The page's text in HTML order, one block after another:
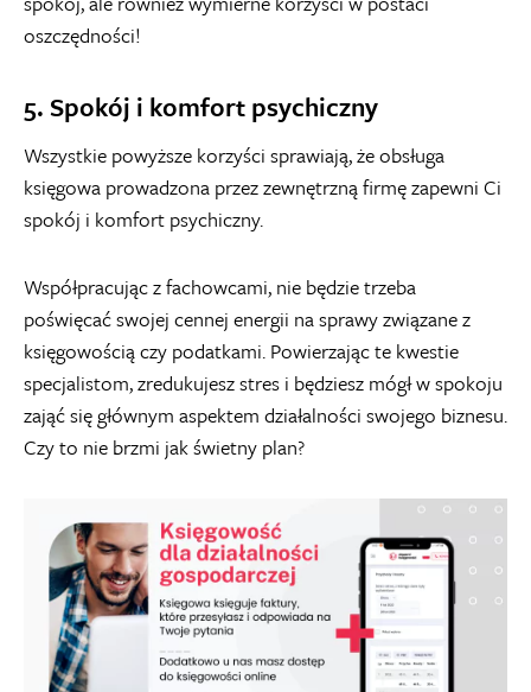
oszczędności!
5. Spokój i komfort psychiczny
Wszystkie powyższe korzyści sprawiają, że obsługa
księgowa prowadzona przez zewnętrzną firmę zapewni Ci
spokój i komfort psychiczny.
Współpracując z fachowcami, nie będzie trzeba
poświęcać swojej cennej energii na sprawy związane z
księgowością czy podatkami. Powierzając te kwestie
specjalistom, zredukujesz stres i będziesz mógł w spokoju
zająć się głównym aspektem działalności swojego biznesu.
Czy to nie brzmi jak świetny plan?